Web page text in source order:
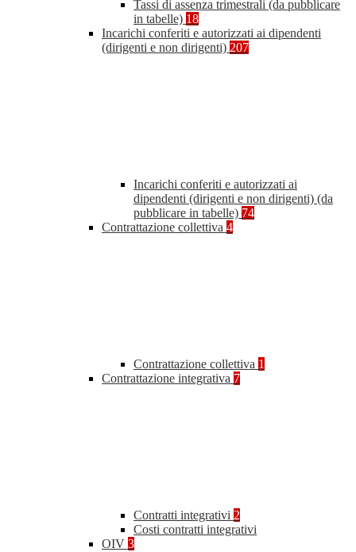
Tassi di assenza trimestrali (da pubblicare
in tabelle) 18
Incarichi conferiti e autorizzati ai dipendenti
(dirigenti e non dirigenti) 207
Incarichi conferiti e autorizzati ai
dipendenti (dirigenti e non dirigenti) (da
pubblicare in tabelle) 74
Contrattazione collettiva 4
Contrattazione collettiva 1
Contrattazione integrativa 7
Contratti integrativi 2
Costi contratti integrativi
OIV 3